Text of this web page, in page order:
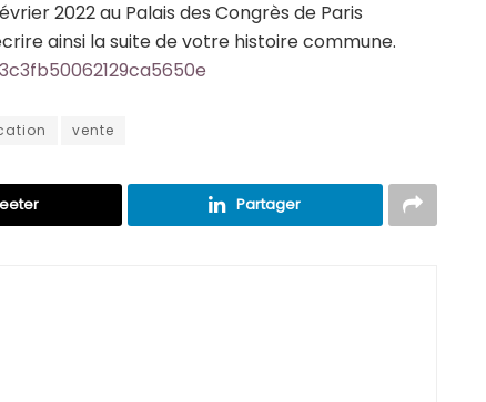
2022 au Palais des Congrès de Paris
ainsi la suite de votre histoire commune.
vente
Partager